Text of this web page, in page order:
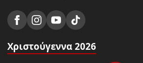
Χριστούγεννα 2026